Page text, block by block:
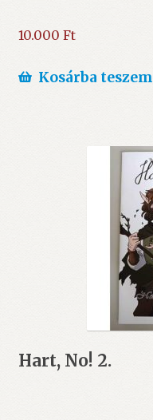
10.000 Ft
Kosárba teszem
Hart, No! 2.